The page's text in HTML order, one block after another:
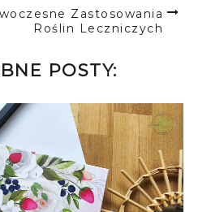
Zastosowania
Roślin Leczniczych
POSTY: